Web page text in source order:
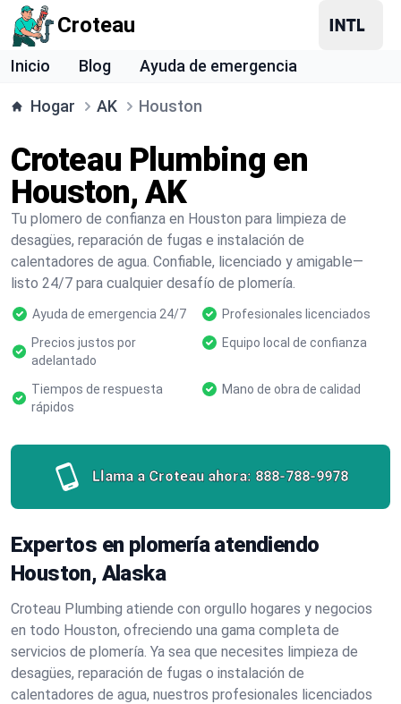
Croteau
Inicio Blog Ayuda de emergencia
Hogar AK Houston
Croteau Plumbing en
Houston, AK
Tu plomero de confianza en Houston para limpieza de
desagües, reparación de fugas e instalación de
calentadores de agua. Confiable, licenciado y amigable—
listo 24/7 para cualquier desafío de plomería.
Ayuda de emergencia 24/7
Profesionales licenciados
Precios justos por
adelantado
Equipo local de confianza
Tiempos de respuesta
rápidos
Mano de obra de calidad
Llama a Croteau ahora: 888-788-9978
Expertos en plomería atendiendo
Houston, Alaska
Croteau Plumbing atiende con orgullo hogares y negocios
en todo Houston, ofreciendo una gama completa de
servicios de plomería. Ya sea que necesites limpieza de
desagües, reparación de fugas o instalación de
calentadores de agua, nuestros profesionales licenciados